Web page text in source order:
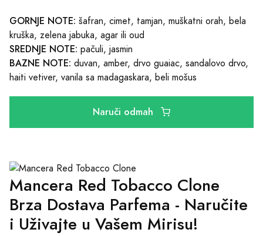
GORNJE NOTE: šafran, cimet, tamjan, muškatni orah, bela
kruška, zelena jabuka, agar ili oud
SREDNJE NOTE: pačuli, jasmin
BAZNE NOTE: duvan, amber, drvo guaiac, sandalovo drvo,
haiti vetiver, vanila sa madagaskara, beli mošus
Naruči odmah
Mancera Red Tobacco Clone
Brza Dostava Parfema - Naručite
i Uživajte u Vašem Mirisu!